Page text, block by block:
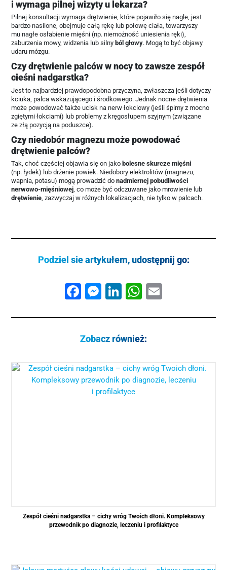
i wymaga pilnej wizyty u lekarza?
Pilnej konsultacji wymaga drętwienie, które pojawiło się nagle, jest
bardzo nasilone, obejmuje całą rękę lub połowę ciała, towarzyszy
mu nagłe osłabienie mięśni (np. niemożność uniesienia ręki),
zaburzenia mowy, widzenia lub silny ból głowy. Mogą to być objawy
udaru mózgu.
Czy drętwienie palców w nocy to zawsze zespół
cieśni nadgarstka?
Jest to najbardziej prawdopodobna przyczyna, zwłaszcza jeśli dotyczy
kciuka, palca wskazującego i środkowego. Jednak nocne drętwienia
może powodować także ucisk na nerw łokciowy (jeśli śpimy z mocno
zgiętymi łokciami) lub problemy z kręgosłupem szyjnym (związane
ze złą pozycją na poduszce).
Czy niedobór magnezu może powodować
drętwienie palców?
Tak, choć częściej objawia się on jako bolesne skurcze mięśni
(np. łydek) lub drżenie powiek. Niedobory elektrolitów (magnezu,
wapnia, potasu) mogą prowadzić donadmiernej pobudliwości
nerwowo-mięśniowej , co może być odczuwane jako mrowienie lub
drętwienie , zazwyczaj w różnych lokalizacjach, nie tylko w palcach.
Podziel sie artykułem, udostępnij go:
Facebook
Messenger
LinkedIn
WhatsApp
Zobacz również:
Zespół cieśni nadgarstka – cichy wróg Twoich dłoni. Kompleksowy
przewodnik po diagnozie, leczeniu i profilaktyce